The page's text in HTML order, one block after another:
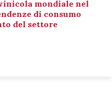
mondiale nel
di consumo
del settore